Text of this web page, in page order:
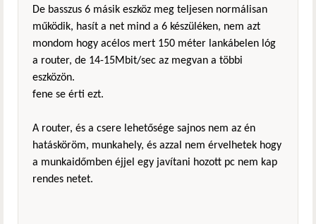
De basszus 6 másik eszköz meg teljesen normálisan
működik, hasít a net mind a 6 készüléken, nem azt
mondom hogy acélos mert 150 méter lankábelen lóg
a router, de 14-15Mbit/sec az megvan a többi
eszközön.
fene se érti ezt.
A router, és a csere lehetősége sajnos nem az én
hatásköröm, munkahely, és azzal nem érvelhetek hogy
a munkaidőmben éjjel egy javítani hozott pc nem kap
rendes netet.